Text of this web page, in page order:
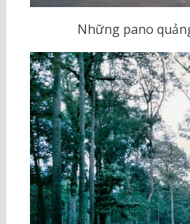
Những pano